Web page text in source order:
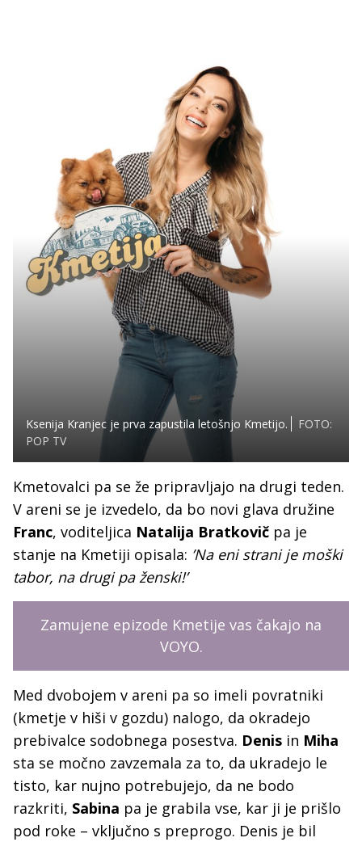
Ksenija Kranjec je prva zapustila letošnjo Kmetijo.
FOTO:
POP TV
Kmetovalci pa se že pripravljajo na drugi teden.
V areni se je izvedelo, da bo novi glava družine
Franc, voditeljica Natalija Bratkovič pa je
stanje na Kmetiji opisala: ’Na eni strani je moški
tabor, na drugi pa ženski!’
Zamujene epizode Kmetije vas čakajo na
VOYO.
Med dvobojem v areni pa so imeli povratniki
(kmetje v hiši v gozdu) nalogo, da okradejo
prebivalce sodobnega posestva. Denis in Miha
sta se močno zavzemala za to, da ukradejo le
tisto, kar nujno potrebujejo, da ne bodo
razkriti, Sabina pa je grabila vse, kar ji je prišlo
pod roke – vključno s preprogo. Denis je bil